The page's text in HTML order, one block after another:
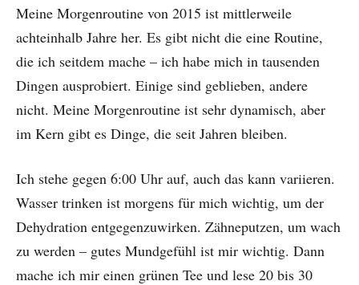
Meine Morgenroutine von 2015 ist mittlerweile
achteinhalb Jahre her. Es gibt nicht die eine Routine,
die ich seitdem mache – ich habe mich in tausenden
Dingen ausprobiert. Einige sind geblieben, andere
nicht. Meine Morgenroutine ist sehr dynamisch, aber
im Kern gibt es Dinge, die seit Jahren bleiben.
Ich stehe gegen 6:00 Uhr auf, auch das kann variieren.
Wasser trinken ist morgens für mich wichtig, um der
Dehydration entgegenzuwirken. Zähneputzen, um wach
zu werden – gutes Mundgefühl ist mir wichtig. Dann
mache ich mir einen grünen Tee und lese 20 bis 30